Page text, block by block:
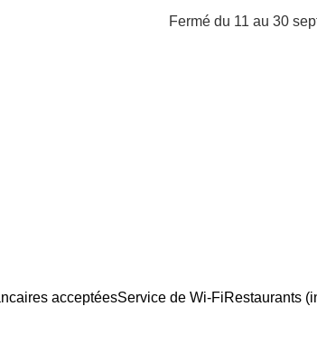
Fermé du 11 au 30
acceptéesService de Wi-FiRestaurants